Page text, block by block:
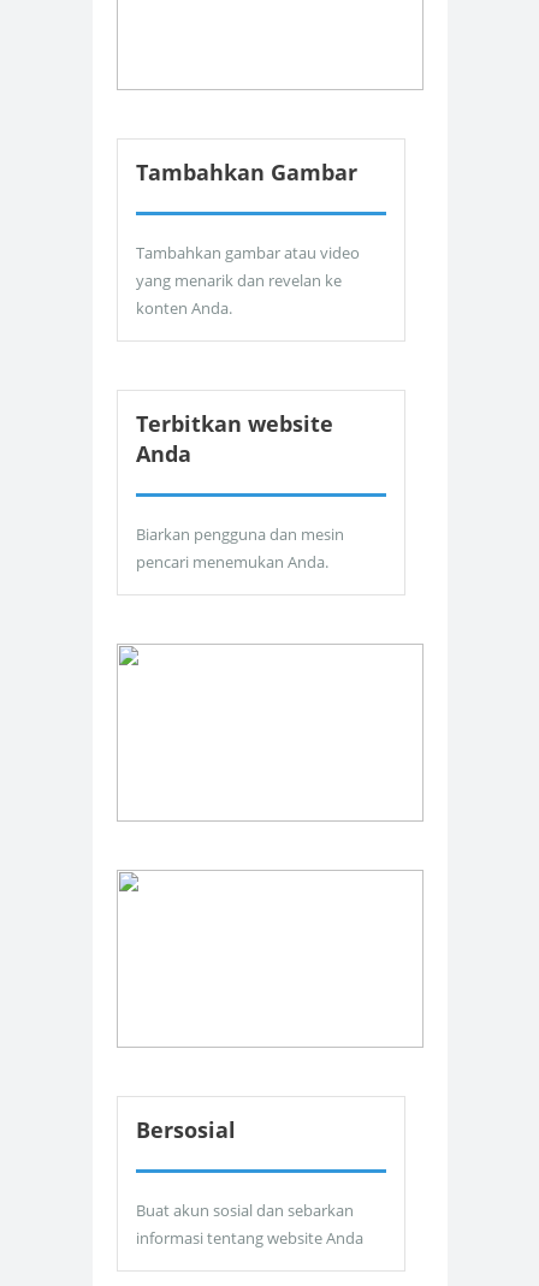
Tambahkan Gambar
Tambahkan gambar atau video
yang menarik dan revelan ke
konten Anda.
Terbitkan website
Anda
Biarkan pengguna dan mesin
pencari menemukan Anda.
Bersosial
Buat akun sosial dan sebarkan
informasi tentang website Anda